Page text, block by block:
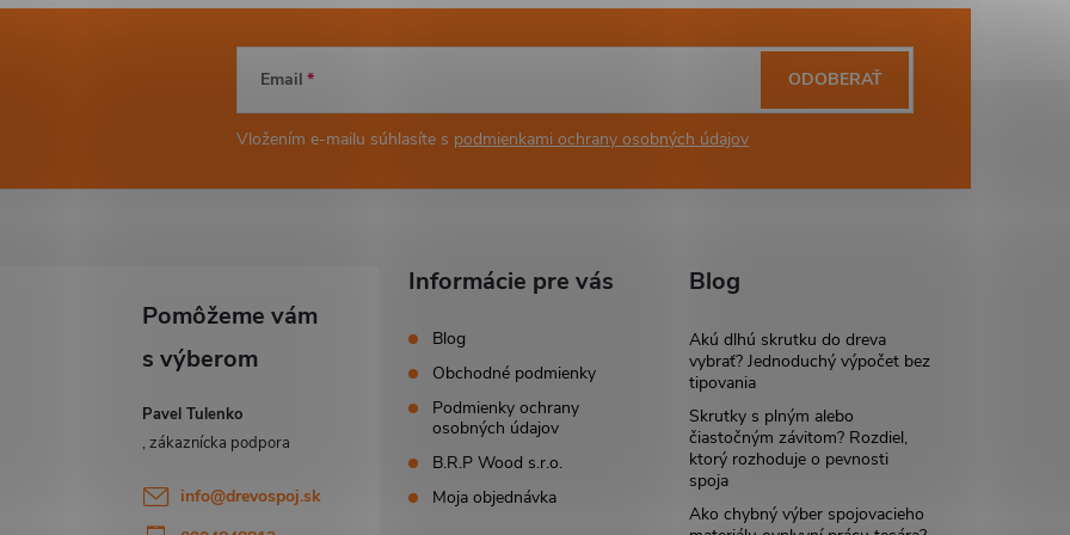
Email
Vložením e-mailu súhlasíte s podmienkami ochrany osobných údajov
ODOBERAŤ
Pavel Tulenko
info@drevospoj.sk
Informácie pre vás
Blog
Obchodné podmienky
Podmienky ochrany
osobných údajov
B.R.P Wood s.r.o.
Moja objednávka
Blog
Akú dlhú skrutku do dreva
vybrať? Jednoduchý výpočet bez
tipovania
Skrutky s plným alebo
čiastočným závitom? Rozdiel,
ktorý rozhoduje o pevnosti
spoja
Ako chybný výber spojovacieho